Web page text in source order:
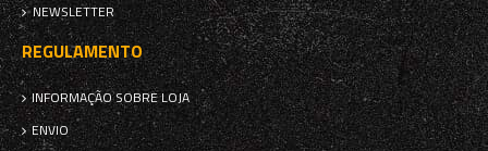
NEWSLETTER
REGULAMENTO
INFORMAÇÃO SOBRE LOJA
ENVIO